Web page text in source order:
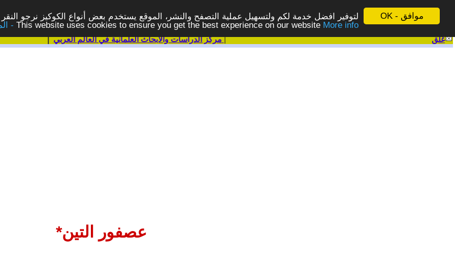
موافق - OK
لتوفير افضل خدمة لكم ولتسهيل عملية التصفح والنشر، الموقع يستخدم بعض أنواع الكوكيز نرجو
This website uses cookies to ensure you get the best experience on our website More info - المزيد
غلق |مركز الدراسات والابحاث العلمانية في العالم العربي |
عصفور التين*